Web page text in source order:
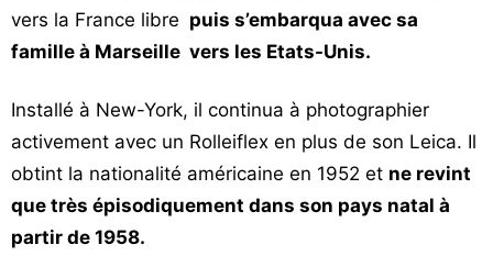
vers la France libre puis s’embarqua avec sa
famille à Marseille vers les Etats-Unis.
Installé à New-York, il continua à photographier
activement avec un Rolleiflex en plus de son Leica. Il
obtint la nationalité américaine en 1952 et ne revint
que très épisodiquement dans son pays natal à
partir de 1958.